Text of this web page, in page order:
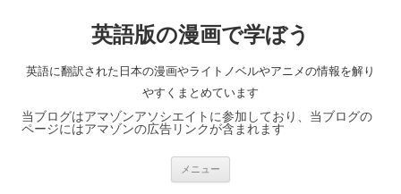
英語版の漫画で学ぼう
英語に翻訳された日本の漫画やライトノベルやアニメの情報を解り
やすくまとめています
当ブログはアマゾンアソシエイトに参加しており、当ブログの
ページにはアマゾンの広告リンクが含まれます
メニュー